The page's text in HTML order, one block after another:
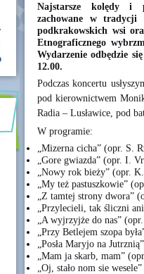
Najstarsze kolędy i
zachowane w tradycji
podkrakowskich wsi
Etnograficznego
Wydarzenie odbędzie
12.00.
Podczas koncertu
pod kierownictwem
Radia – Lusławice, pod
W programie:
„Mizerna cicha” (opr. S.
„Gore gwiazda” (opr. I.
„Nowy rok bieży” (opr.
„My też pastuszkowie”
„Z tamtej strony dwora”
„Przylecieli, tak śliczni
„A wyjrzyjże do nas”
„Przy Betlejem szopa
„Posła Maryjo na
„Mam ja skarb, mam”
„Oj, stało nom sie